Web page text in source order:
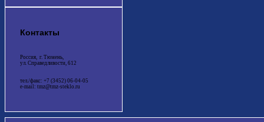
Контакты
Россия, г. Тюмень,
ул. Справедливости, 612
тел./факс: +7 (3452) 06-04-05
e-mail: tmz@tmz-steklo.ru